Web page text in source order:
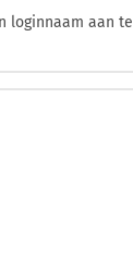
loginnaam aan te